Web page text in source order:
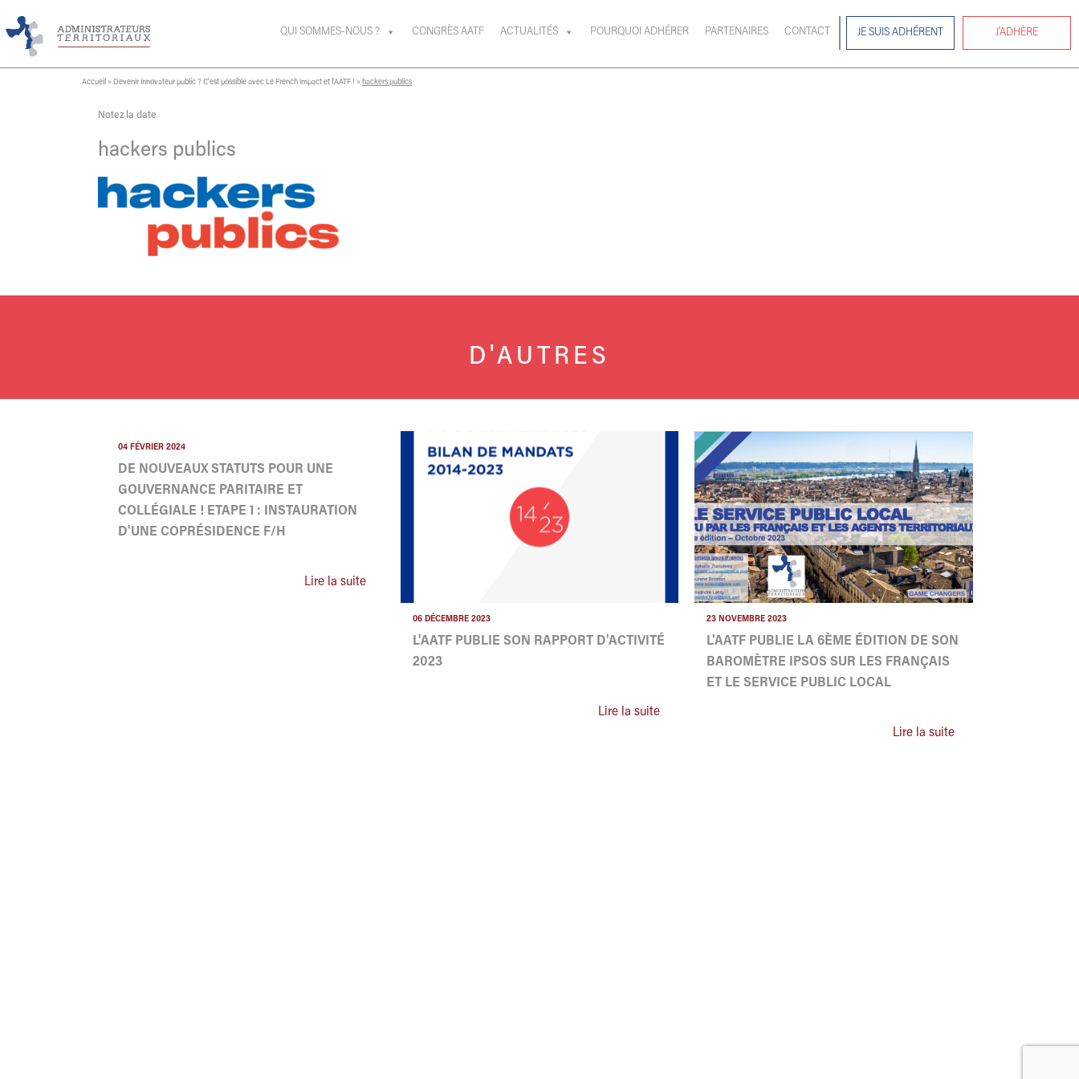
QUI SOMMES-NOUS ? CONGRÈS AATF ACTUALITÉS POURQUOI ADHÉRER PARTENAIRES CONTACT JE SUIS ADHÉRENT J'ADHÈRE
Accueil » Devenir innovateur public ? C’est possible avec Le French impact et l’AATF ! » hackers publics
Notez la date
hackers publics
D'AUTRES
04 FÉVRIER 2024
DE NOUVEAUX STATUTS POUR UNE
GOUVERNANCE PARITAIRE ET
COLLÉGIALE ! ETAPE 1 : INSTAURATION
D'UNE COPRÉSIDENCE F/H
Lire la suite
06 DÉCEMBRE 2023
L'AATF PUBLIE SON RAPPORT D'ACTIVITÉ
2023
Lire la suite
23 NOVEMBRE 2023
L'AATF PUBLIE LA 6ÈME ÉDITION DE SON
BAROMÈTRE IPSOS SUR LES FRANÇAIS
ET LE SERVICE PUBLIC LOCAL
Lire la suite